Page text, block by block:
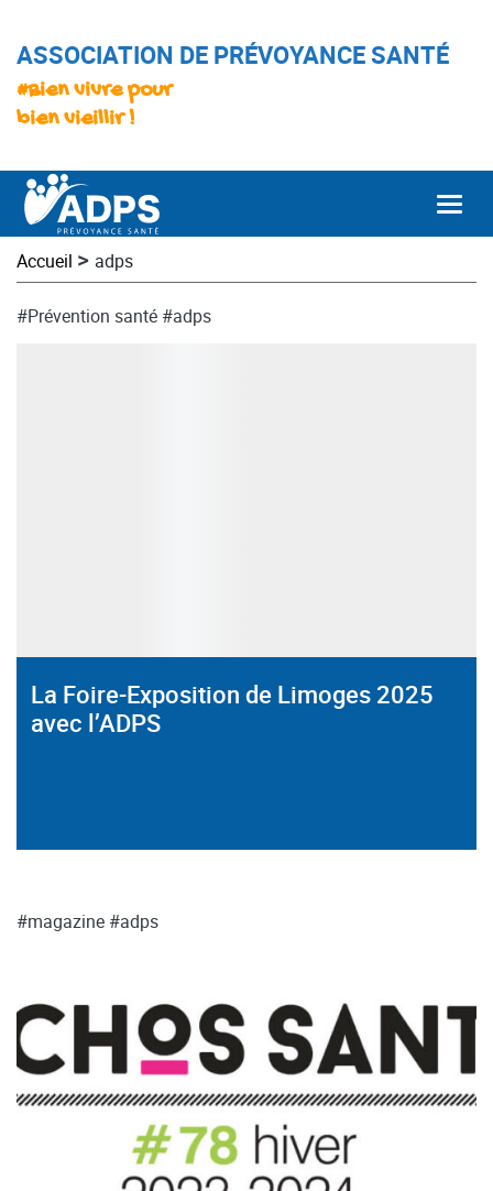
ASSOCIATION DE PRÉVOYANCE SANTÉ
#Bien vivre pour
bien vieillir !
Accueil > adps
#Prévention santé #adps
La Foire-Exposition de Limoges 2025
avec l’ADPS
#magazine #adps